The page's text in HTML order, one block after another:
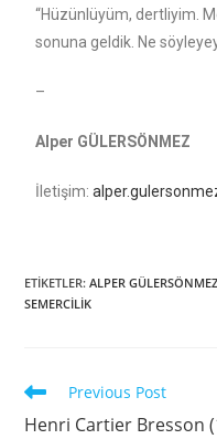
“Hüzünlüyüm, dertliyim.
sonuna geldik. Ne
–
Alper GÜLERSÖNMEZ
İletişim:
ETIKETLER:ALPER
SEMERCİLİK
Previous Post
Henri Cartier Bresson